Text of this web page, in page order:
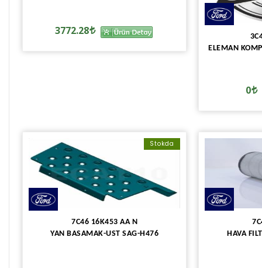
3772.28
ELEMAN
0
Stokda
7C46 16K453 AA N
YAN BASAMAK-UST SAG-H476
HAVA